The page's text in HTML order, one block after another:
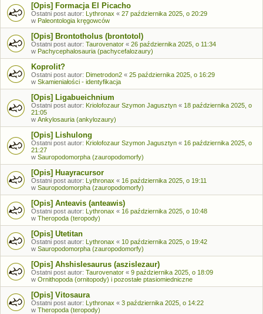
[Opis] Formacja El Picacho
Ostatni post autor: Lythronax « 27 października 2025, o 20:29
w Paleontologia kręgowców
[Opis] Brontotholus (brontotol)
Ostatni post autor: Taurovenator « 26 października 2025, o 11:34
w Pachycephalosauria (pachycefalozaury)
Koprolit?
Ostatni post autor: Dimetrodon2 « 25 października 2025, o 16:29
w Skamieniałości - identyfikacja
[Opis] Ligabueichnium
Ostatni post autor: Kriolofozaur Szymon Jagusztyn « 18 października 2025, o
21:05
w Ankylosauria (ankylozaury)
[Opis] Lishulong
Ostatni post autor: Kriolofozaur Szymon Jagusztyn « 16 października 2025, o
21:27
w Sauropodomorpha (zauropodomorfy)
[Opis] Huayracursor
Ostatni post autor: Lythronax « 16 października 2025, o 19:11
w Sauropodomorpha (zauropodomorfy)
[Opis] Anteavis (anteawis)
Ostatni post autor: Lythronax « 16 października 2025, o 10:48
w Theropoda (teropody)
[Opis] Utetitan
Ostatni post autor: Lythronax « 10 października 2025, o 19:42
w Sauropodomorpha (zauropodomorfy)
[Opis] Ahshislesaurus (aszislezaur)
Ostatni post autor: Taurovenator « 9 października 2025, o 18:09
w Ornithopoda (ornitopody) i pozostałe ptasiomiedniczne
[Opis] Vitosaura
Ostatni post autor: Lythronax « 3 października 2025, o 14:22
w Theropoda (teropody)